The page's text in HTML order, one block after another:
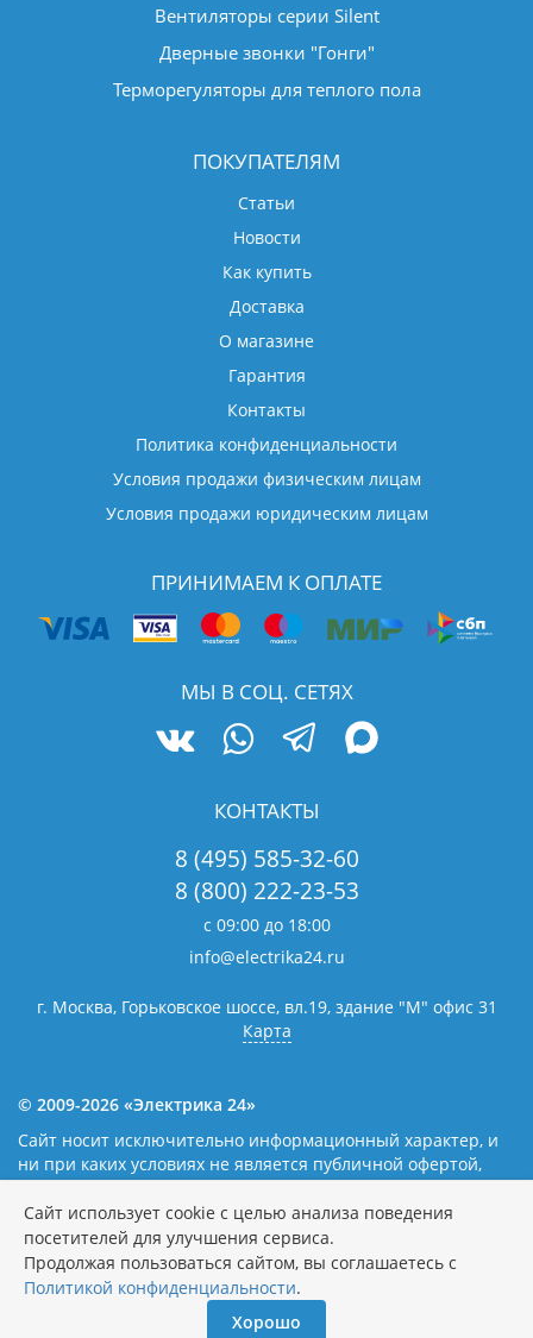
Вентиляторы серии Silent
Дверные звонки "Гонги"
Терморегуляторы для теплого пола
ПОКУПАТЕЛЯМ
Статьи
Новости
Как купить
Доставка
О магазине
Гарантия
Контакты
Политика конфиденциальности
Условия продажи физическим лицам
Условия продажи юридическим лицам
ПРИНИМАЕМ К ОПЛАТЕ
МЫ В СОЦ. СЕТЯХ
КОНТАКТЫ
8 (495) 585-32-60
8 (800) 222-23-53
с 09:00 до 18:00
info@electrika24.ru
г. Москва, Горьковское шоссе, вл.19, здание "М" офис 31
Карта
© 2009-2026 «Электрика 24»
Сайт носит исключительно информационный характер, и
ни при каких условиях не является публичной офертой,
определяемой положениями статьи 437(2) Гражданского
кодекса Российской Федерации. Наличие и цены уточняйте
у наших операторов.Политика обработки персональных
данных
Сайт использует cookie с целью анализа поведения
посетителей для улучшения сервиса.
Продолжая пользоваться сайтом, вы соглашаетесь с
Политикой конфиденциальности.
Хорошо